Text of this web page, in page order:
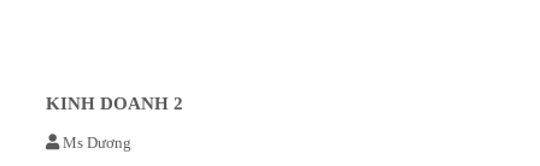
KINH DOANH 2
Ms Dương